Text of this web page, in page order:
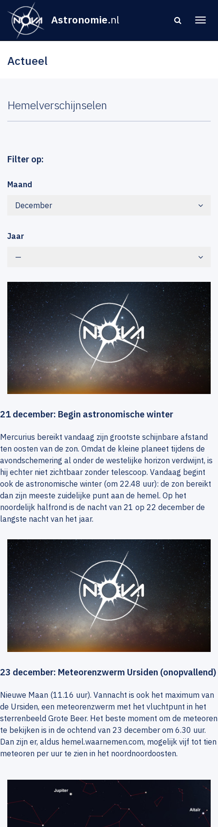
Astronomie.nl
Actueel
Hemelverschijnselen
Filter op:
Maand
December
Jaar
—
21 december: Begin astronomische winter
Mercurius bereikt vandaag zijn grootste schijnbare afstand
ten oosten van de zon. Omdat de kleine planeet tijdens de
avondschemering al onder de westelijke horizon verdwijnt, is
hij echter niet zichtbaar zonder telescoop. Vandaag begint
ook de astronomische winter (om 22.48 uur): de zon bereikt
dan zijn meeste zuidelijke punt aan de hemel. Op het
noordelijk halfrond is de nacht van 21 op 22 december de
langste nacht van het jaar.
23 december: Meteorenzwerm Ursiden (onopvallend)
Nieuwe Maan (11.16 uur). Vannacht is ook het maximum van
de Ursiden, een meteorenzwerm met het vluchtpunt in het
sterrenbeeld Grote Beer. Het beste moment om de meteoren
te bekijken is in de ochtend van 23 december om 6.30 uur.
Dan zijn er, aldus hemel.waarnemen.com, mogelijk vijf tot tien
meteoren per uur te zien in het noordnoordoosten.